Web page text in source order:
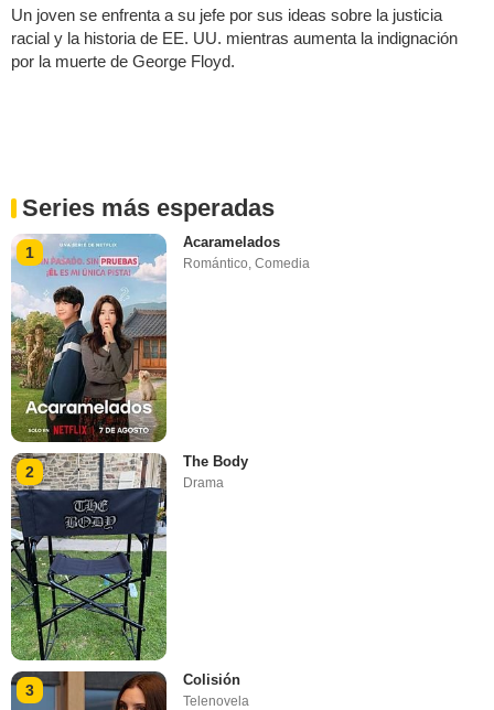
Un joven se enfrenta a su jefe por sus ideas sobre la justicia
racial y la historia de EE. UU. mientras aumenta la indignación
por la muerte de George Floyd.
Series más esperadas
1
Acaramelados
Romántico,Comedia
2
The Body
Drama
3
Colisión
Telenovela